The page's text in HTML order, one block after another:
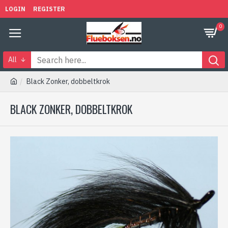
LOGIN REGISTER
0
All
Black Zonker, dobbeltkrok
BLACK ZONKER, DOBBELTKROK